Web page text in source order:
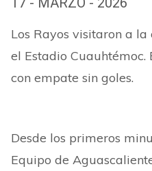
Los Rayos visitaron a
el Estadio
con empate sin goles.
Desde los primeros
Equipo de